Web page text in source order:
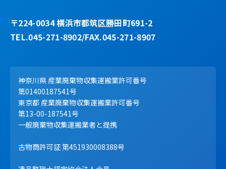
〒224-0034 横浜市都筑区勝田町691-2
TEL.045-271-8902/FAX.045-271-8907
神奈川県 産業廃棄物収集運搬業許可番号
第01400187541号
東京都 産業廃棄物収集運搬業許可番号
第13-00-187541号
一般廃棄物収集運搬業者と提携
古物商許可証 第451930008388号